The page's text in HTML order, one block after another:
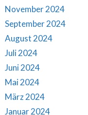
November 2024
September 2024
August 2024
Juli 2024
Juni 2024
Mai 2024
März 2024
Januar 2024